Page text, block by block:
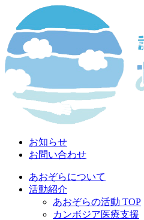
お知らせ
お問い合わせ
あおぞらについて
活動紹介
あおぞらの活動 TOP
カンボジア医療支援